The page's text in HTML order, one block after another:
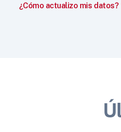
¿Cómo actualizo mis datos?